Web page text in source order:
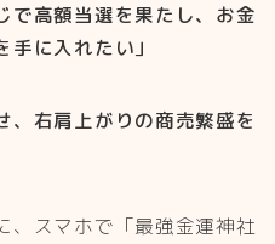
で高額当選を果たし、お金
に入れたい」
、右肩上がりの商売繁盛を
、スマホで「最強金運神社